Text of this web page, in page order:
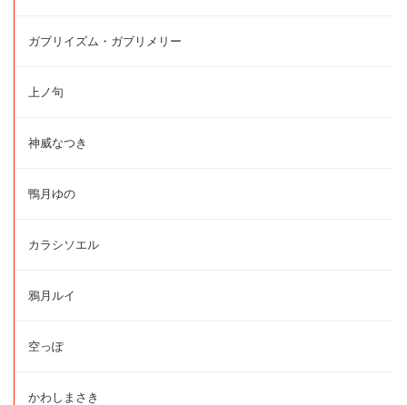
ガブリイズム・ガブリメリー
上ノ句
神威なつき
鴨月ゆの
カラシソエル
鴉月ルイ
空っぽ
かわしまさき